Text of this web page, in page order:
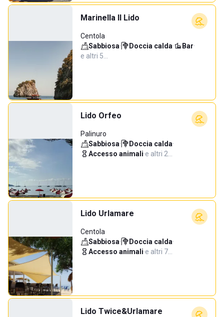
Marinella Il Lido
Centola
Sabbiosa· Doccia calda· Bar·
e altri 5…
Lido Orfeo
Palinuro
Sabbiosa· Doccia calda·
Accesso animali·e altri 2…
Lido Urlamare
Centola
Sabbiosa· Doccia calda·
Accesso animali·e altri 7…
Lido Twice&Urlamare